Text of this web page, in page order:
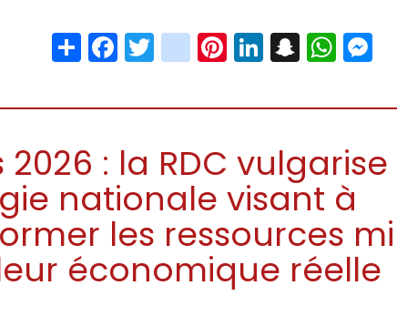
ShareFacebook
Twitter
instagram
Pinterest
LinkedIn
2026 : la RDC vulgarise
nationale visant à
les ressources
économique réelle